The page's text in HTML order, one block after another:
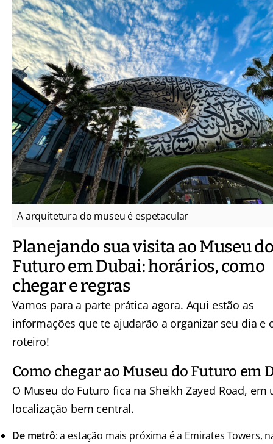
A arquitetura do museu é espetacular
Planejando sua visita ao Museu
Futuro em Dubai: horários, como
chegar e regras
Vamos para a parte prática agora. Aqui estão as
informações que te ajudarão a organizar seu dia e
roteiro!
Como chegar ao Museu do Futuro em
O Museu do Futuro fica na Sheikh Zayed Road, em
localização bem central.
De metrô: a estação mais próxima é a Emirates Towers,